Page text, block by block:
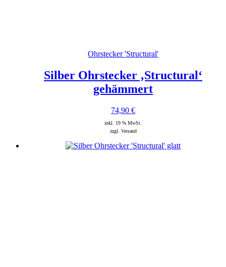
Ohrstecker 'Structural'
Silber Ohrstecker ‚Structural‘
gehämmert
74,90 €
inkl. 19 % MwSt.
zzgl. Versand